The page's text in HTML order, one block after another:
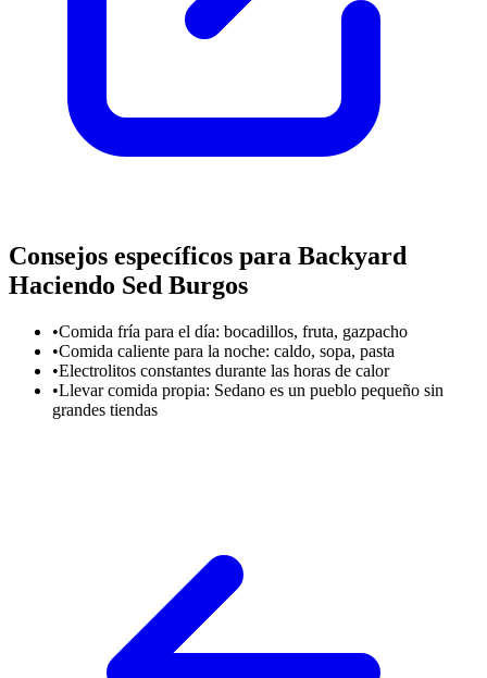
Consejos específicos para Backyard
Haciendo Sed Burgos
•Comida fría para el día: bocadillos, fruta, gazpacho
•Comida caliente para la noche: caldo, sopa, pasta
•Electrolitos constantes durante las horas de calor
•Llevar comida propia: Sedano es un pueblo pequeño sin
grandes tiendas